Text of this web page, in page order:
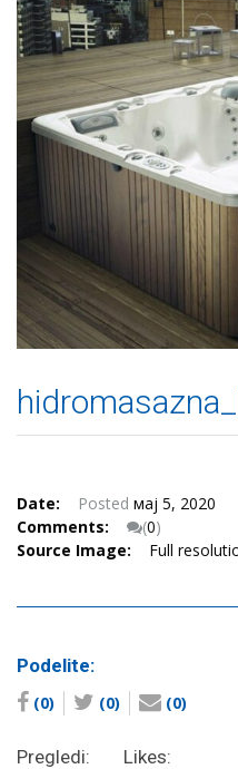
Date: Posted мај 5, 2020
Comments:
(0)
Source Image:
Full
Podelite:
(0) (0) (0)
Pregledi: Likes: